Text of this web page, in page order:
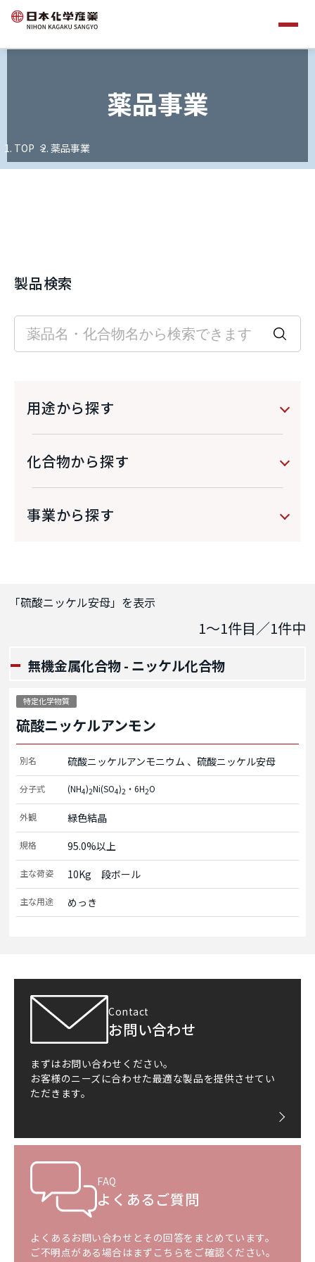
薬品事業
TOP 薬品事業
製品検索
用途から探す
化合物から探す
事業から探す
「硫酸ニッケル安母」を表示
1～1件目／1件中
無機金属化合物 - ニッケル化合物
特定化学物質
硫酸ニッケルアンモン
別名 硫酸ニッケルアンモニウム 硫酸ニッケル安母
分子式 (NH4)2Ni(SO4)2 ・6H2O
外観 緑色結晶
規格 95.0%以上
主な荷姿 10Kg　段ボール
主な用途 めっき
Contact
お問い合わせ
まずはお問い合わせください。
お客様のニーズに合わせた最適な製品を提供させてい
ただきます。
FAQ
よくあるご質問
よくあるお問い合わせとその回答をまとめています。
ご不明点がある場合はまずこちらをご確認ください。